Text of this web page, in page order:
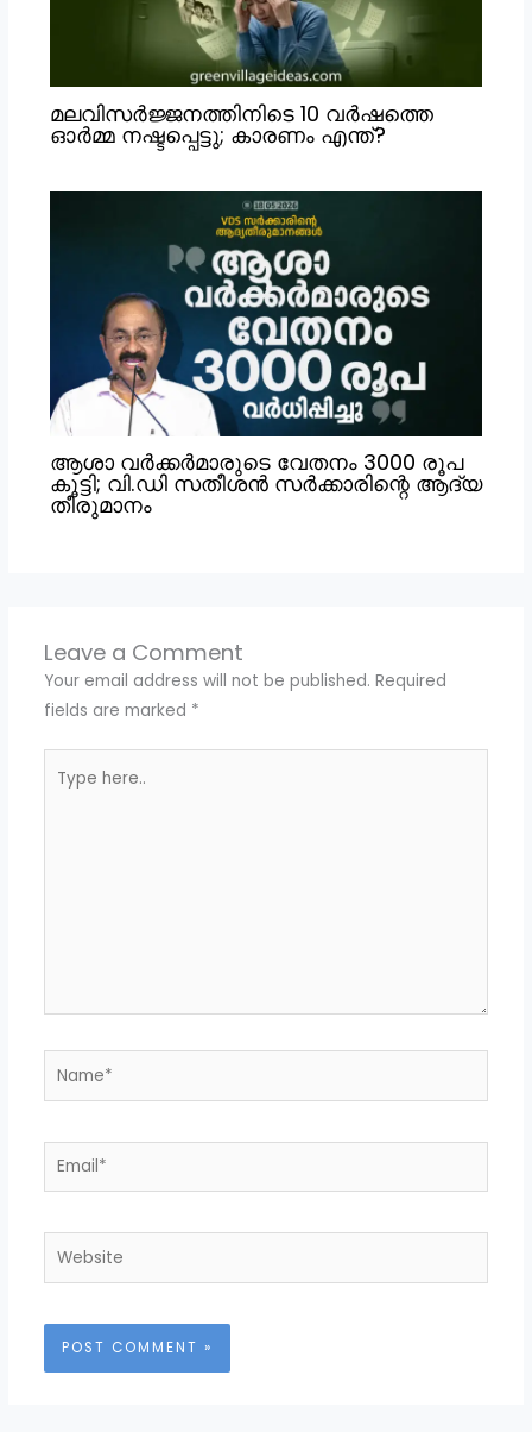
മലവിസർജ്ജനത്തിനിടെ 10 വർഷത്തെ
ഓർമ്മ നഷ്ടപ്പെട്ടു; കാരണം എന്ത്?
ആശാ വർക്കർമാരുടെ വേതനം 3000 രൂപ
കൂട്ടി; വി.ഡി സതീശൻ സർക്കാരിന്റെ ആദ്യ
തീരുമാനം
Leave a Comment
Your email address will not be published. Required
fields are marked *
here..
Name*
Email*
Website